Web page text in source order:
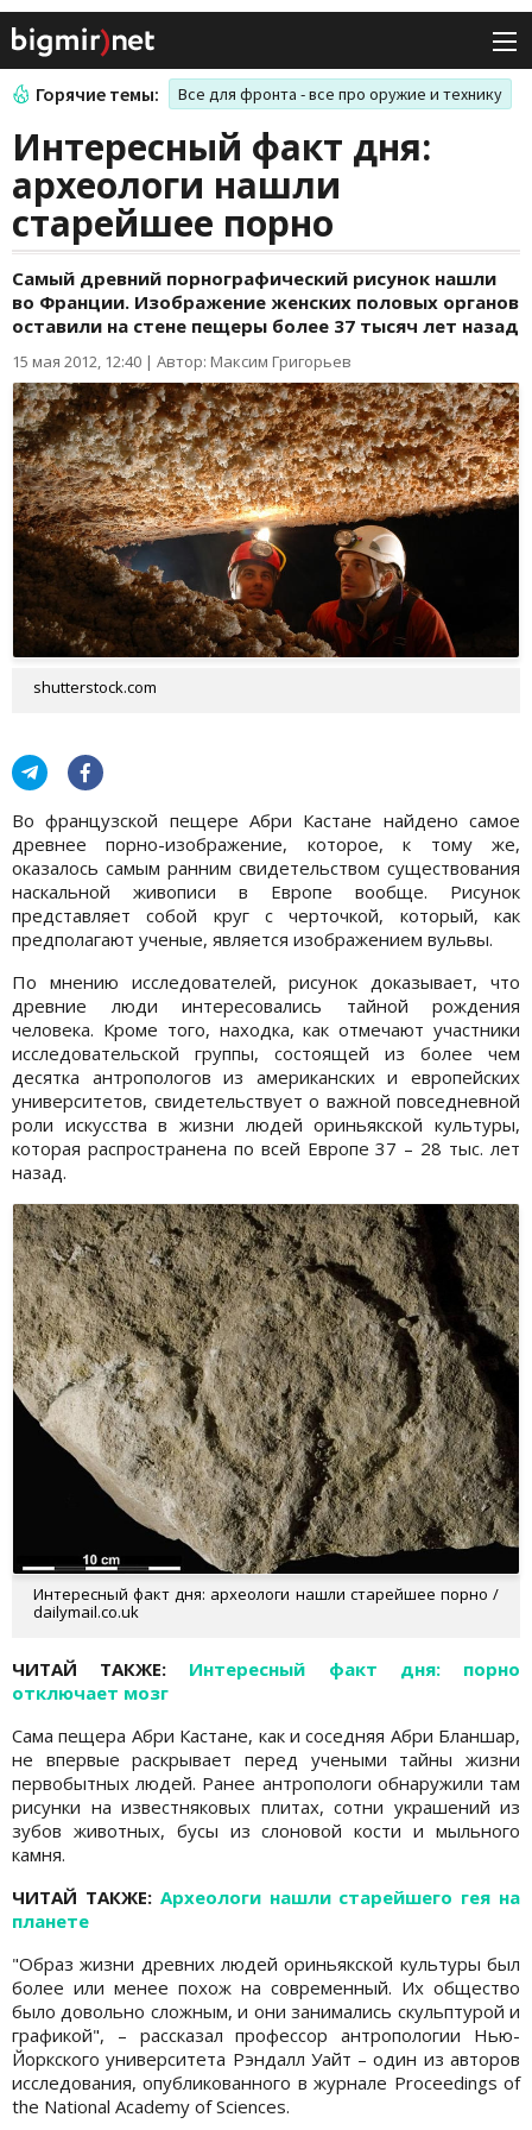
Горячие темы: Все для фронта - все про оружие и технику
Интересный факт дня:
археологи нашли
старейшее порно
Самый древний порнографический рисунок нашли
во Франции. Изображение женских половых органов
оставили на стене пещеры более 37 тысяч лет назад
15 мая 2012, 12:40 | Автор: Максим Григорьев
shutterstock.com
Во французской пещере Абри Кастане найдено самое
древнее порно-изображение, которое, к тому же,
оказалось самым ранним свидетельством существования
наскальной живописи в Европе вообще. Рисунок
представляет собой круг с черточкой, который, как
предполагают ученые, является изображением вульвы.
По мнению исследователей, рисунок доказывает, что
древние люди интересовались тайной рождения
человека. Кроме того, находка, как отмечают участники
исследовательской группы, состоящей из более чем
десятка антропологов из американских и европейских
университетов, свидетельствует о важной повседневной
роли искусства в жизни людей ориньякской культуры,
которая распространена по всей Европе 37 – 28 тыс. лет
назад.
Интересный факт дня: археологи нашли старейшее порно /
dailymail.co.uk
ЧИТАЙ ТАКЖЕ: Интересный факт дня: порно
отключает мозг
Сама пещера Абри Кастане, как и соседняя Абри Бланшар,
не впервые раскрывает перед учеными тайны жизни
первобытных людей. Ранее антропологи обнаружили там
рисунки на известняковых плитах, сотни украшений из
зубов животных, бусы из слоновой кости и мыльного
камня.
ЧИТАЙ ТАКЖЕ: Археологи нашли старейшего гея на
планете
"Образ жизни древних людей ориньякской культуры был
более или менее похож на современный. Их общество
было довольно сложным, и они занимались скульптурой и
графикой", – рассказал профессор антропологии Нью-
Йоркского университета Рэндалл Уайт – один из авторов
исследования, опубликованного в журнале Proceedings of
the National Academy of Sciences.